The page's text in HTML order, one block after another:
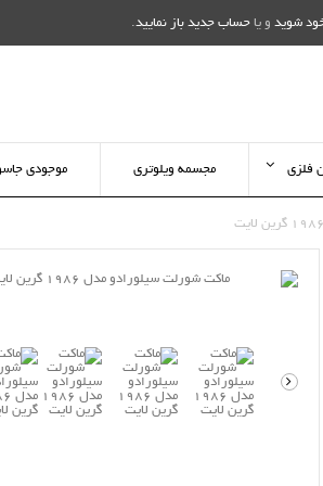
شوید و یا حساب جدید باز نمایید.
فلزی مجسمه ویلوتری موجودی